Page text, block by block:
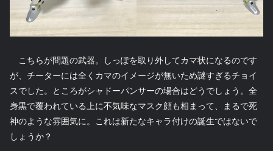
こちらが問題の武器。しっぽを取り外してカマ状になるのです
が、チーターには全くカマのイメージが無いため謎すぎるチョイ
スでした。ところがシャドーパンサーの場合はどうでしょう。全
身黒で覆われている上に不気味なマスク顔も相まって、まるで死
神のような雰囲気に。これは新たなキャラ付けの誕生ではないで
しょうか？